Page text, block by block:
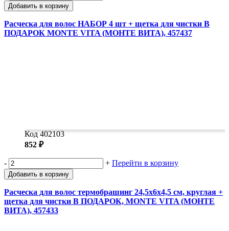
Добавить в корзину
Расческа для волос НАБОР 4 шт + щетка для чистки В
ПОДАРОК MONTE VITA (МОНТЕ ВИТА), 457437
Код 402103
852 ₽
- + Перейти в корзину
Добавить в корзину
Расческа для волос термобрашинг 24,5х6х4,5 см, круглая +
щетка для чистки В ПОДАРОК, MONTE VITA (МОНТЕ
ВИТА), 457433